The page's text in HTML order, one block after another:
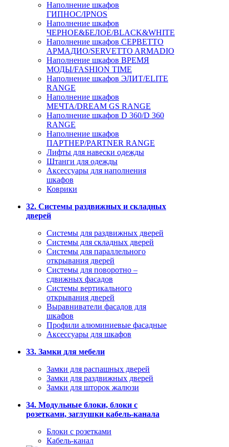
Наполнение шкафов
ГИПНОС/IPNOS
Наполнение шкафов
ЧЕРНОЕ&БЕЛОЕ/BLACK&WHITE
Наполнение шкафов СЕРВЕТТО
АРМАДИО/SERVETTO ARMADIO
Наполнение шкафов ВРЕМЯ
МОДЫ/FASHION TIME
Наполнение шкафов ЭЛИТ/ELITE
RANGE
Наполнение шкафов
МЕЧТА/DREAM GS RANGE
Наполнение шкафов D 360/D 360
RANGE
Наполнение шкафов
ПАРТНЕР/PARTNER RANGE
Лифты для навески одежды
Штанги для одежды
Аксессуары для наполнения
шкафов
Коврики
32. Системы раздвижных и складных
дверей
Системы для раздвижных дверей
Системы для складных дверей
Системы для параллельного
открывания дверей
Системы для поворотно –
сдвижных фасадов
Системы вертикального
открывания дверей
Выравниватели фасадов для
шкафов
Профили алюминиевые фасадные
Аксессуары для шкафов
33. Замки для мебели
Замки для распашных дверей
Замки для раздвижных дверей
Замки для шторок жалюзи
34. Модульные блоки, блоки с
розетками, заглушки кабель-канала
Блоки с розетками
Кабель-канал